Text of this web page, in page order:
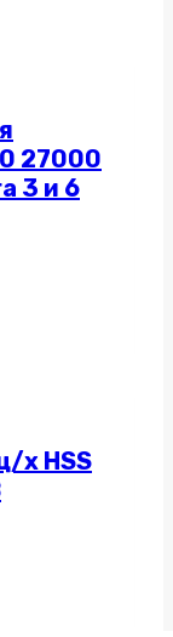
27000
3 и 6
х HSS